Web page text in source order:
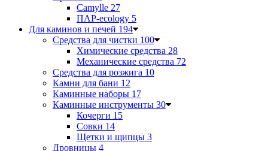
Camylle 27
ПАР-ecology 5
Для каминов и печей 194
Средства для чистки 100
Химические средства 28
Механические средства 72
Средства для розжига 10
Камни для бани 12
Каминные наборы 17
Каминные инструменты 30
Кочерги 15
Совки 14
Щетки и щипцы 3
Дровницы 4